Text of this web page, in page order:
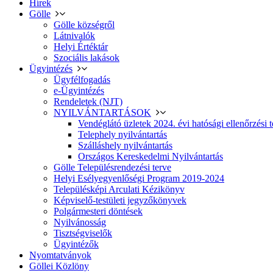
Hírek
Gölle
Gölle községről
Látnivalók
Helyi Értéktár
Szociális lakások
Ügyintézés
Ügyfélfogadás
e-Ügyintézés
Rendeletek (NJT)
NYILVÁNTARTÁSOK
Vendéglátó üzletek 2024. évi hatósági ellenőrzési
Telephely nyilvántartás
Szálláshely nyilvántartás
Országos Kereskedelmi Nyilvántartás
Gölle Településrendezési terve
Helyi Esélyegyenlőségi Program 2019-2024
Településképi Arculati Kézikönyv
Képviselő-testületi jegyzőkönyvek
Polgármesteri döntések
Nyilvánosság
Tisztségviselők
Ügyintézők
Nyomtatványok
Göllei Közlöny